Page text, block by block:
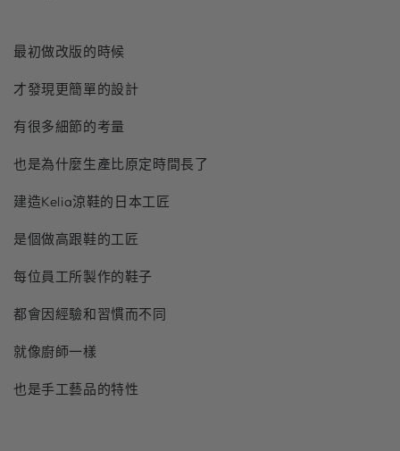
最初做改版的時候
才發現更簡單的設計
有很多細節的考量
也是為什麼生產比原定時間長了
建造Kelia涼鞋的日本工匠
是個做高跟鞋的工匠
每位員工所製作的鞋子
都會因經驗和習慣而不同
就像廚師一樣
也是手工藝品的特性